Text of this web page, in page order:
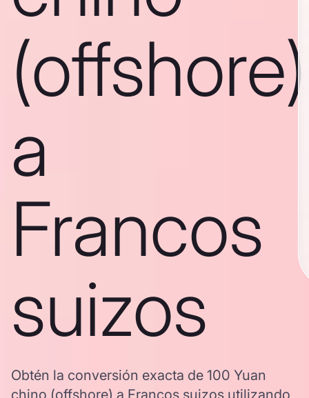
(offshore)
a
Francos
suizos
Obtén la conversión exacta de 100 Yuan
chino (offshore) a Francos suizos utilizando